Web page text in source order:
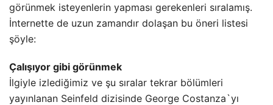
görünmek isteyenlerin yapması gerekenleri sıralamış.
İnternette de uzun zamandır dolaşan bu öneri listesi
şöyle:
Çalışıyor gibi görünmek
İlgiyle izlediğimiz ve şu sıralar tekrar bölümleri
yayınlanan Seinfeld dizisinde George Costanza`yı